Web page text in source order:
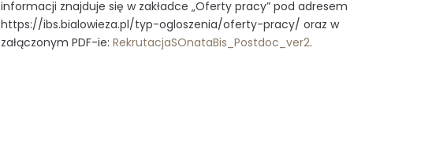
informacji znajduje się w zakładce „Oferty pracy” pod adresem
https://ibs.bialowieza.pl/typ-ogloszenia/oferty-pracy/ oraz w
załączonym PDF-ie:RekrutacjaSOnataBis_Postdoc_ver2.